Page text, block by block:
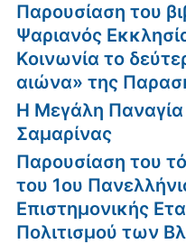
Παρουσίαση του
Ψαριανός
Κοινωνία το
αιώνα» της
Η Μεγάλη Παναγία
Σαμαρίνας
Παρουσίαση του
του 1ου
Επιστημονικής
Πολιτισμού των